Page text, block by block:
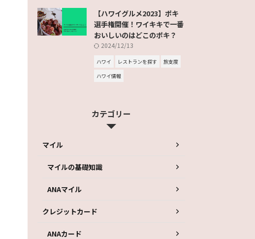
【ハワイグルメ2023】ポキ
選手権開催！ワイキキで一番
おいしいのはどこのポキ？
2024/12/13
ハワイ レストランを探す
旅支度
ハワイ情報
カテゴリー
マイル
マイルの基礎知識
ANAマイル
クレジットカード
ANAカード